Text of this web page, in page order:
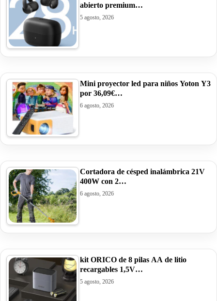
abierto premium…
5 agosto, 2026
Mini proyector led para niños Yoton Y3
por 36,09€…
6 agosto, 2026
Cortadora de césped inalámbrica 21V
400W con 2…
6 agosto, 2026
kit ORICO de 8 pilas AA de litio
recargables 1,5V…
5 agosto, 2026